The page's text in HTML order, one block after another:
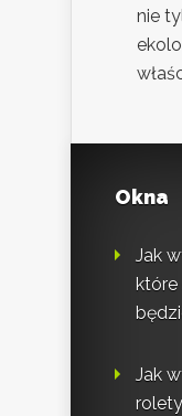
nie
Okna
Jak
Jak